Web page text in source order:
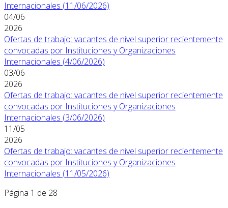
Internacionales (11/06/2026)
04/06
2026
Ofertas de trabajo: vacantes de nivel superior recientemente
convocadas por Instituciones y Organizaciones
Internacionales (4/06/2026)
03/06
2026
Ofertas de trabajo: vacantes de nivel superior recientemente
convocadas por Instituciones y Organizaciones
Internacionales (3/06/2026)
11/05
2026
Ofertas de trabajo: vacantes de nivel superior recientemente
convocadas por Instituciones y Organizaciones
Internacionales (11/05/2026)
Página 1 de 28